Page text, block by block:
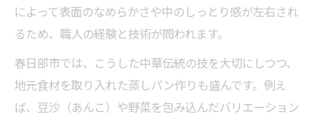
によって表面のなめらかさや中のしっとり感が左右され
るため、職人の経験と技術が問われます。
春日部市では、こうした中華伝統の技を大切にしつつ、
地元食材を取り入れた蒸しパン作りも盛んです。例え
ば、豆沙（あんこ）や野菜を包み込んだバリエーション